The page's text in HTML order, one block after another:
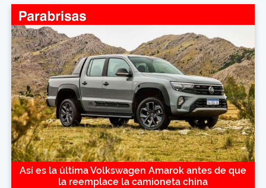
Así es la última Volkswagen Amarok antes de que
la reemplace la camioneta china